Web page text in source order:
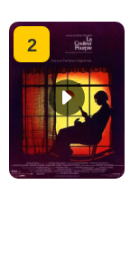
2